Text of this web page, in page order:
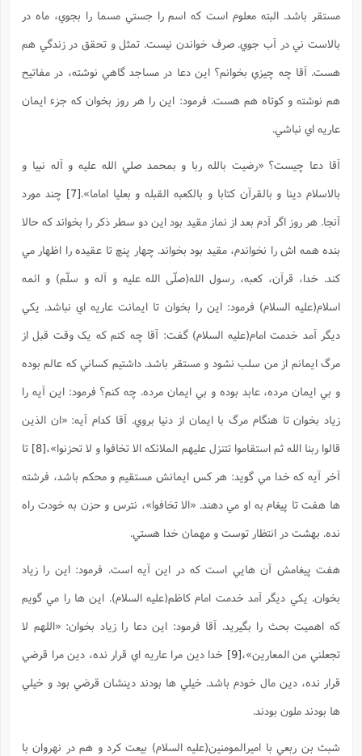
مستقر باشد. البته معلوم است که اسم را جستي مسما را بجوي، ماه در
بالاست ني در آب جوي. صرف خواندن نيست. تمثل و تحقق در زندگي هم
هست. آقا چه چيزي بخوانم؟ اين دعا در مساجد گاهي نوشته، در مفاتيح
هم نوشته و کوتاه هم هست. فرمود: اين را هر روز بخوان که جزء ايمان
عاريه اي نباشي.
آقا دعا چيست؟ «رضيت بالله ربا و بمحمد صلي الله عليه و آله نبيا و
بالاسلام دينا و بالقرآن کتابا و بالکعبه القبله و بعليا اماما».[7]
چند مورد
آنجا. هر روز اگر آدم بعد از نماز مقيد بود اين دو سطر ذکر را بخواند که حالا
بنده همه اش را نخواندم، مقيد بود بخواند. چهار پنچ تا عقيده را اظهار مي
کند. خدا، قرآن، کعبه، رسول الله(صلّی الله علیه و آله و سلّم) و ائمه
اسلام(علیه السلام) فرمود: اين را بخوان تا ايمانت عاريه اي نباشد. يکي
ديگر آمد خدمت امام(علیه السلام) گفت: آقا چه کنم که يک وقت قبل از
مرگ ايمانم از من سلب نشود و مستقر باشد. داشتيم کساني که عالم بوده
و بي ايمان مرده، عابد بوده و بي ايمان مرده. چه کنم؟ فرمود: اين آيه را
زياد بخوان تا هنگام مرگ با ايمان از دنيا بروي. آقا کدام آيه: «ان الذين
قالوا ربنا الله ثم استقاموا تتنزل عليهم الملائکه الا تخافوا و لا تحزنوا»،[8]
تا
آخر آيه که خدا مي گويد: هر کس ايمانش مستقيم و محکم باشد، فرشته
ها هفت تا پيغام به او مي دهند. «الا تخافوا»، نترس و حزن به خودت راه
نده. بهشت در انتظار توست و مهمان خدا هستي.
هفت پيغامش آن هايي است که در اين آيه است. فرمود: اين را زياد
بخوان. يکي ديگر آمد خدمت امام کاظم(علیه السلام). اين ها را مي گويم
که اهميت بحث را بگيريد. آقا فرمود: اين دعا را زياد بخوان: «اللهم لا
تجعلني من المعارين»،[9]
خدا دين مرا عاريه اي قرار نده، دين مرا قرضي
قرار نده، دين مال خودم باشد. خيلي ها بودند دينشان قرضي بود و خيلي
ها بودند ملون بودند.
شبث بن ربعي با اميرالمومنين(علیه السلام) بيعت کرد و هم در نهروان با